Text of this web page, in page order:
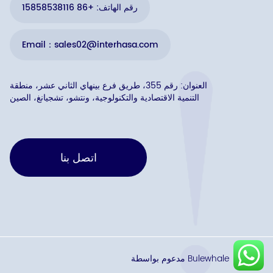
رقم الهاتف: +86 15858538116
Email：sales02@interhasa.com
العنوان: رقم 355، طريق فرع بينهاي الثاني عشر، منطقة
التنمية الاقتصادية والتكنولوجية، ونتشو، تشجيانغ، الصين
اتصل بنا
مدعوم بواسطة Bulewhale